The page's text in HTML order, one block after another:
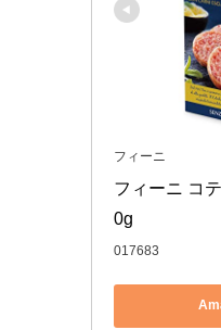
フィーニ
フィーニ コ
0g
017683